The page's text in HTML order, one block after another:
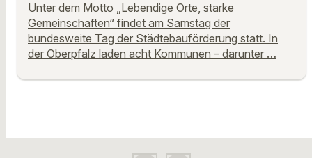
Unter dem Motto „Lebendige Orte, starke
Gemeinschaften“ findet am Samstag der
bundesweite Tag der Städtebauförderung statt. In
der Oberpfalz laden acht Kommunen – darunter …